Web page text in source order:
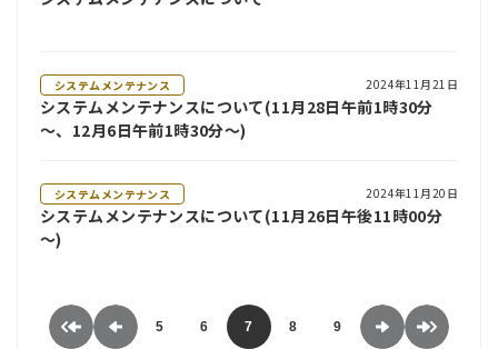
システムメンテナンス 2024年11月21日
システムメンテナンスについて(11月28日午前1時30分
～、12月6日午前1時30分～)
システムメンテナンス 2024年11月20日
システムメンテナンスについて(11月26日午後11時00分
～)
5 6 7 8 9